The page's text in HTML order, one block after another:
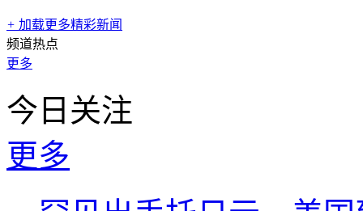
+ 加载更多精彩新闻
频道热点
更多
今日关注
更多